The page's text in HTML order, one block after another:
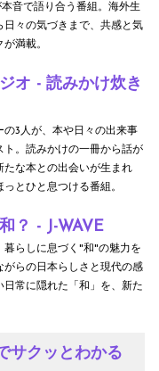
音で語り合う番組。海外生
々の気づきまで、共感と気
満載。
オ - 読みかけ炊き
3人が、本や日々の出来事
ト。読みかけの一冊から話が
たな本との出会いが生まれ
とひと息つける番組。
？ - J-WAVE
暮らしに息づく"和"の魅力を
らの日本らしさと現代の感
常に隠れた「和」を、新た
サクッとわかる